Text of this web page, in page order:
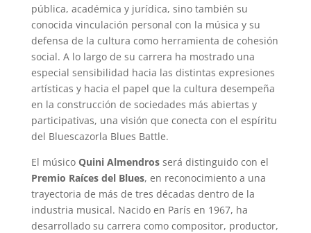
pública, académica y jurídica, sino también su
conocida vinculación personal con la música y su
defensa de la cultura como herramienta de cohesión
social. A lo largo de su carrera ha mostrado una
especial sensibilidad hacia las distintas expresiones
artísticas y hacia el papel que la cultura desempeña
en la construcción de sociedades más abiertas y
participativas, una visión que conecta con el espíritu
del Bluescazorla Blues Battle.
El músico Quini Almendrosserá distinguido con el
Premio Raíces del Blues, en reconocimiento a una
trayectoria de más de tres décadas dentro de la
industria musical. Nacido en París en 1967, ha
desarrollado su carrera como compositor, productor,